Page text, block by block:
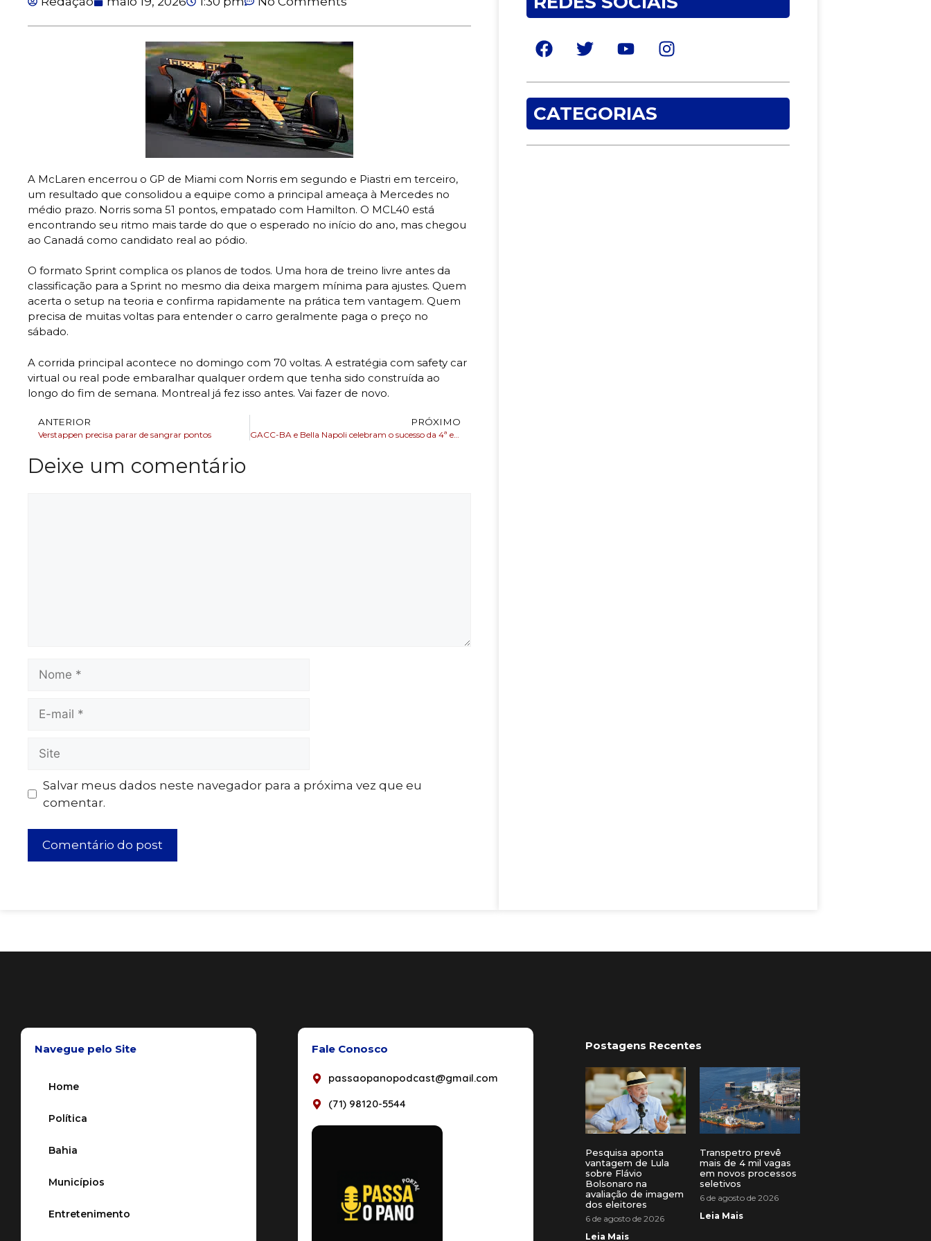
A McLaren encerrou o GP de Miami com Norris em segundo e Piastri em terceiro,
um resultado que consolidou a equipe como a principal ameaça à Mercedes no
médio prazo. Norris soma 51 pontos, empatado com Hamilton. O MCL40 está
encontrando seu ritmo mais tarde do que o esperado no início do ano, mas chegou
ao Canadá como candidato real ao pódio.
O formato Sprint complica os planos de todos. Uma hora de treino livre antes da
classificação para a Sprint no mesmo dia deixa margem mínima para ajustes. Quem
acerta o setup na teoria e confirma rapidamente na prática tem vantagem. Quem
precisa de muitas voltas para entender o carro geralmente paga o preço no
sábado.
A corrida principal acontece no domingo com 70 voltas. A estratégia com safety car
virtual ou real pode embaralhar qualquer ordem que tenha sido construída ao
longo do fim de semana. Montreal já fez isso antes. Vai fazer de novo.
ANTERIOR
Verstappen precisa parar de sangrar pontos
PRÓXIMO
GACC-BA e Bella Napoli celebram o sucesso da 4ª edição do Jantar do AmorEvento reuniu empresários, lideranças e apoiadores, com renda 100% revertida para o GACC-BA
Deixe um comentário
Salvar meus dados neste navegador para a próxima vez que eu
comentar.
CATEGORIAS
Navegue pelo Site
Home
Política
Bahia
Municípios
Entretenimento
Fale Conosco
passaopanopodcast@gmail.com
(71) 98120-5544
Postagens Recentes
Pesquisa aponta
vantagem de Lula
sobre Flávio
Bolsonaro na
avaliação de imagem
dos eleitores
6 de agosto de 2026
Leia Mais
Transpetro prevê
mais de 4 mil vagas
em novos processos
seletivos
6 de agosto de 2026
Leia Mais